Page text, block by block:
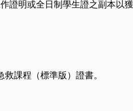
證明或全日制學生證之副本以
課程（標準版）證書。